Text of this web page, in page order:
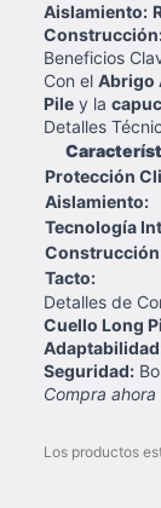
Aislamiento:
Beneficios
Con el Abrigo
Pile y la
Detalles
Protección
Aislamiento:
Tecnología
Tacto:
Detalles de
Cuello Long
Seguridad:
Compra ahora
Los productos